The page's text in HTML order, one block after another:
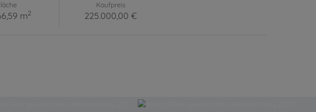
m2
Kaufpreis
225.000,00 €